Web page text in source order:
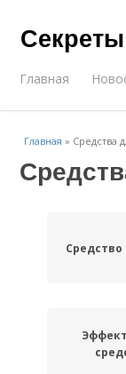
Главная
Главная » Средства